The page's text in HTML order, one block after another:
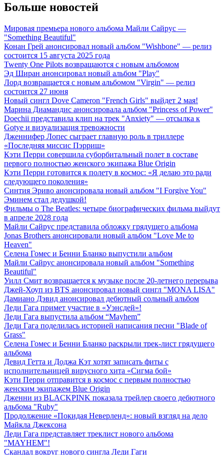
Больше новостей
Мировая премьера нового альбома Майли Сайрус —
"Something Beautiful"
Конан Грей анонсировал новый альбом "Wishbone" — релиз
состоится 15 августа 2025 года
Twenty One Pilots возвращаются с новым альбомом
Эд Ширан анонсировал новый альбом "Play"
Лорд возвращается с новым альбомом "Virgin" — релиз
состоится 27 июня
Новый сингл Dove Cameron "French Girls" выйдет 2 мая!
Марина Диамандис анонсировала альбом "Princess of Power"
Doechii представила клип на трек "Anxiety" — отсылка к
Gotye и визуализация тревожности
Дженнифер Лопес сыграет главную роль в триллере
«Последняя миссис Пэрриш»
Кэти Перри совершила суборбитальный полет в составе
первого полностью женского экипажа Blue Origin
Кэти Перри готовится к полету в космос: «Я делаю это ради
следующего поколения»
Синтия Эриво анонсировала новый альбом "I Forgive You"
Эминем стал дедушкой!
Фильмы о The Beatles: четыре биографических фильма выйдут
в апреле 2028 года
Майли Сайрус представила обложку грядущего альбома
Jonas Brothers анонсировали новый альбом "Love Me to
Heaven"
Селена Гомес и Бенни Бланко выпустили альбом
Майли Сайрус анонсировала новый альбом "Something
Beautiful"
Уилл Смит возвращается к музыке после 20-летнего перерыва
Джей-Хоуп из BTS анонсировал новый сингл "MONA LISA"
Дамиано Дэвид анонсировал дебютный сольный альбом
Леди Гага примет участие в «Уэнсдей»!
Леди Гага выпустила альбом “Mayhem”
Леди Гага поделилась историей написания песни "Blade of
Grass"
Селена Гомес и Бенни Бланко раскрыли трек-лист грядущего
альбома
Девид Гетта и Доджа Кэт хотят записать фиты с
исполнительницей вирусного хита «Сигма бой»
Кэти Перри отправится в космос с первым полностью
женским экипажем Blue Origin
Дженни из BLACKPINK показала трейлер своего дебютного
альбома "Ruby"
Продолжение «Покидая Неверленд»: новый взгляд на дело
Майкла Джексона
Леди Гага представляет треклист нового альбома
"MAYHEM"!
Скандал вокруг нового сингла Леди Гаги